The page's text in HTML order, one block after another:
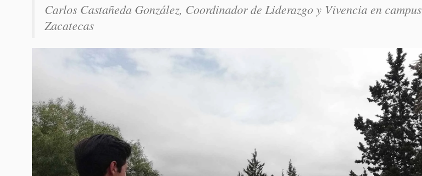
Carlos Castañeda González, Coordinador de Liderazgo y Vivencia en campus
Zacatecas